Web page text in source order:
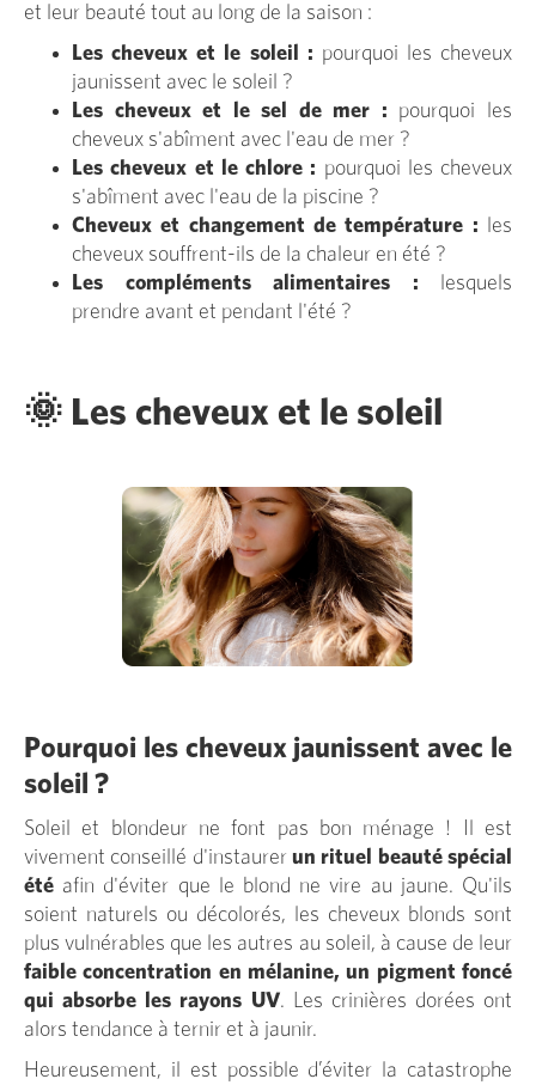
et leur beauté tout au long de la saison :
Les cheveux et le soleil : pourquoi les cheveux
jaunissent avec le soleil ?
Les cheveux et le sel de mer : pourquoi les
cheveux s'abîment avec l'eau de mer ?
Les cheveux et le chlore : pourquoi les cheveux
s'abîment avec l'eau de la piscine ?
Cheveux et changement de température : les
cheveux souffrent-ils de la chaleur en été ?
Les compléments alimentaires :
lesquels
prendre avant et pendant l'été ?
🌞 Les cheveux et le soleil
Pourquoi les cheveux jaunissent avec le
soleil ?
Soleil et blondeur ne font pas bon ménage ! Il est
vivement conseillé d'instaurer un rituel beauté spécial
été afin d'éviter que le blond ne vire au jaune. Qu'ils
soient naturels ou décolorés, les cheveux blonds sont
plus vulnérables que les autres au soleil, à cause de leur
faible concentration en mélanine, un pigment foncé
qui absorbe les rayons UV. Les crinières dorées ont
alors tendance à ternir et à jaunir.
Heureusement, il est possible d’éviter la catastrophe